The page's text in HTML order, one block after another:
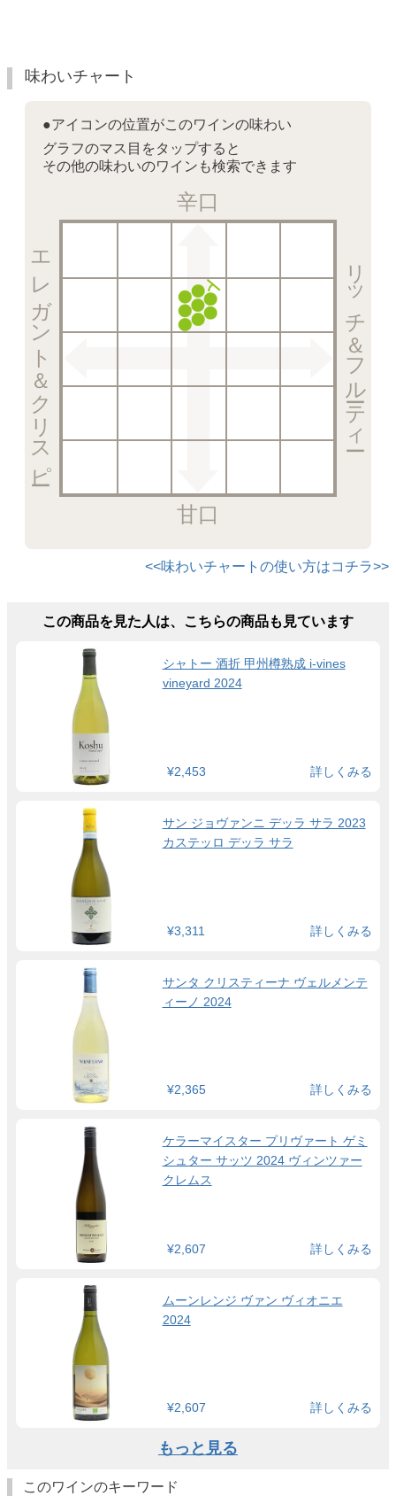
味わいチャート
●アイコンの位置がこのワインの味わい
グラフのマス目をタップすると
その他の味わいのワインも検索できます
辛口
リッチ＆フルーティー
甘口
エレガント＆クリスピー
<<味わいチャートの使い方はコチラ>>
この商品を見た人は、こちらの商品も見ています
シャトー 酒折 甲州樽熟成 i-vines
vineyard 2024
¥2,453 詳しくみる
サン ジョヴァンニ デッラ サラ 2023
カステッロ デッラ サラ
¥3,311 詳しくみる
サンタ クリスティーナ ヴェルメンテ
ィーノ 2024
¥2,365 詳しくみる
ケラーマイスター プリヴァート ゲミ
シュター サッツ 2024 ヴィンツァー
クレムス
¥2,607 詳しくみる
ムーンレンジ ヴァン ヴィオニエ
2024
¥2,607 詳しくみる
もっと見る
このワインのキーワード